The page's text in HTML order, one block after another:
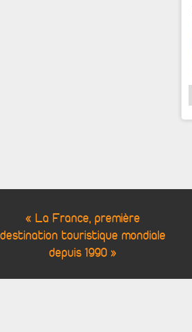
« La France, première
destination touristique mondiale
depuis 1990 »